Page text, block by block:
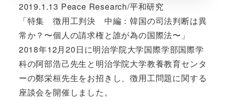
2019.1.13 Peace Research/平和研究
「特集 徴用工判決 中編：韓国の司法判断は異
常か？〜個人の請求権と誰が為の国際法〜」
2018年12月20日に明治学院大学国際学部国際学
科の阿部浩己先生と明治学院大学教養教育センタ
ーの鄭栄桓先生をお招きし、徴用工問題に関する
座談会を開催しました。